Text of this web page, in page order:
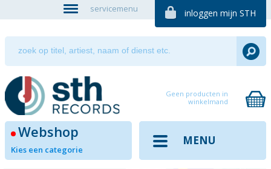
servicemenu inloggen mijn STH
Geen producten in
winkelmand
Webshop
Kies een categorie
MENU